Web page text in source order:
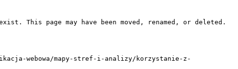
This page may have been moved, renamed, or deleted.
webowa/mapy-stref-i-analizy/korzystanie-z-